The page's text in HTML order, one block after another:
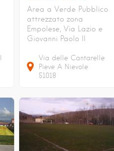
Area a Verde Pubblico
attrezzato zona
Empolese, Via Lazio e
Giovanni Paolo II
Via delle Cantarelle
Pieve A Nievole
51018